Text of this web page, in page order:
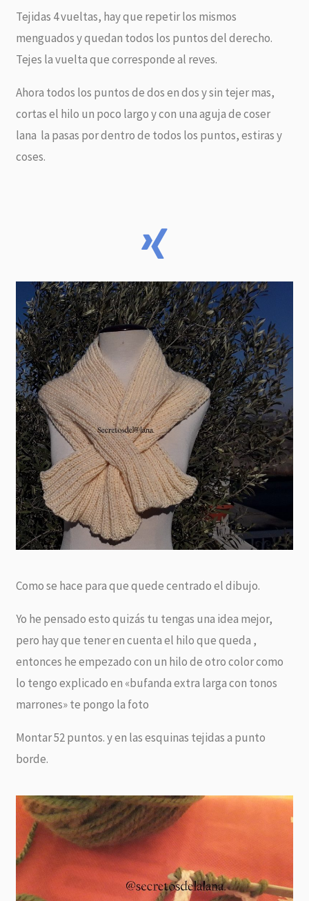
Tejidas 4 vueltas, hay que repetir los mismos
menguados y quedan todos los puntos del derecho.
Tejes la vuelta que corresponde al reves.
Ahora todos los puntos de dos en dos y sin tejer mas,
cortas el hilo un poco largo y con una aguja de coser
lana la pasas por dentro de todos los puntos, estiras y
coses.
Como se hace para que quede centrado el dibujo.
Yo he pensado esto quizás tu tengas una idea mejor,
pero hay que tener en cuenta el hilo que queda ,
entonces he empezado con un hilo de otro color como
lo tengo explicado en «bufanda extra larga con tonos
marrones» te pongo la foto
Montar 52 puntos. y en las esquinas tejidas a punto
borde.